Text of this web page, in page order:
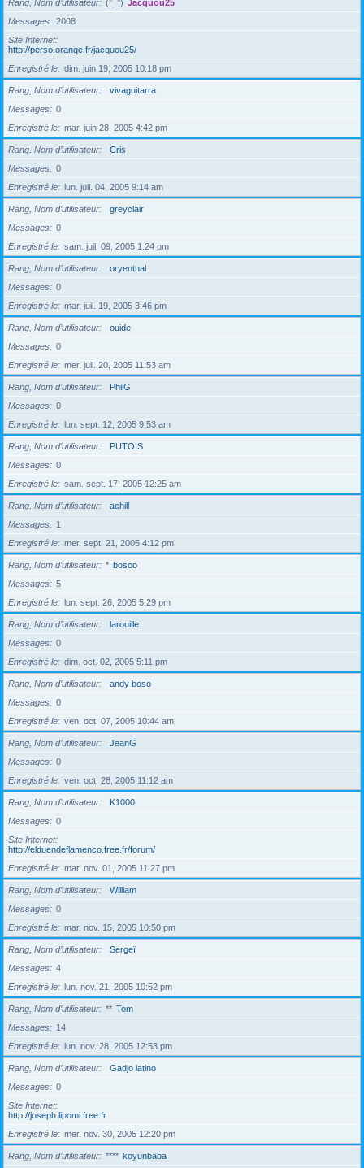
Rang, Nom d’utilisateur (°_°) Jacquou25
Messages
2008
Site Internet
http://perso.orange.fr/jacquou25/
Enregistré le
dim. juin 19, 2005 10:18 pm
Rang, Nom d’utilisateur
vivaguitarra
Messages
0
Enregistré le
mar. juin 28, 2005 4:42 pm
Rang, Nom d’utilisateur
Cris
Messages
0
Enregistré le
lun. juil. 04, 2005 9:14 am
Rang, Nom d’utilisateur
greyclair
Messages
0
Enregistré le
sam. juil. 09, 2005 1:24 pm
Rang, Nom d’utilisateur
oryenthal
Messages
0
Enregistré le
mar. juil. 19, 2005 3:46 pm
Rang, Nom d’utilisateur
ouide
Messages
0
Enregistré le
mer. juil. 20, 2005 11:53 am
Rang, Nom d’utilisateur
PhilG
Messages
0
Enregistré le
lun. sept. 12, 2005 9:53 am
Rang, Nom d’utilisateur
PUTOIS
Messages
0
Enregistré le
sam. sept. 17, 2005 12:25 am
Rang, Nom d’utilisateur
achill
Messages
1
Enregistré le
mer. sept. 21, 2005 4:12 pm
Rang, Nom d’utilisateur * bosco
Messages
5
Enregistré le
lun. sept. 26, 2005 5:29 pm
Rang, Nom d’utilisateur
larouille
Messages
0
Enregistré le
dim. oct. 02, 2005 5:11 pm
Rang, Nom d’utilisateur
andy boso
Messages
0
Enregistré le
ven. oct. 07, 2005 10:44 am
Rang, Nom d’utilisateur
JeanG
Messages
0
Enregistré le
ven. oct. 28, 2005 11:12 am
Rang, Nom d’utilisateur
K1000
Messages
0
Site Internet
http://elduendeflamenco.free.fr/forum/
Enregistré le
mar. nov. 01, 2005 11:27 pm
Rang, Nom d’utilisateur
William
Messages
0
Enregistré le
mar. nov. 15, 2005 10:50 pm
Rang, Nom d’utilisateur
Sergeï
Messages
4
Enregistré le
lun. nov. 21, 2005 10:52 pm
Rang, Nom d’utilisateur ** Tom
Messages
14
Enregistré le
lun. nov. 28, 2005 12:53 pm
Rang, Nom d’utilisateur
Gadjo latino
Messages
0
Site Internet
http://joseph.lipomi.free.fr
Enregistré le
mer. nov. 30, 2005 12:20 pm
Rang, Nom d’utilisateur **** koyunbaba